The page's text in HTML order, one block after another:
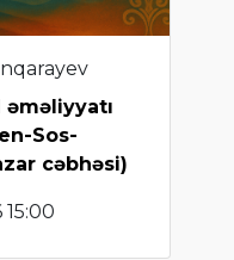
Sos-
cəbhəsi)